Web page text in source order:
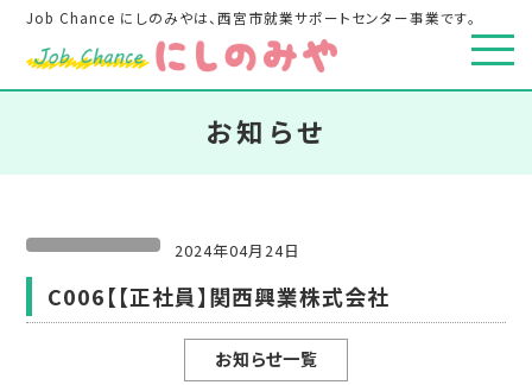
Job Chance にしのみやは、西宮市就業サポートセンター事業です。
お知らせ
2024年04月24日
C006【【正社員】関西興業株式会社
お知らせ一覧